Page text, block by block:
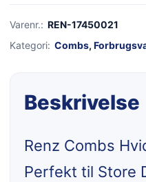
Varenr.: REN-17450021
Kategori: Combs,
Beskrivelse
Renz Combs
Perfekt til Store